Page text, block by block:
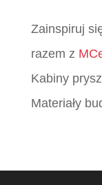
Zainspiruj
razem z
Kabiny
Materiały